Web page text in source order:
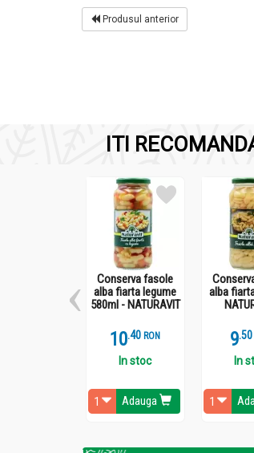
Produsul anterior
ITI
Conserva fasole
alba fiarta legume
580ml - NATURAVIT
10.4 RON
In stoc
Adauga
alba
9.5
In